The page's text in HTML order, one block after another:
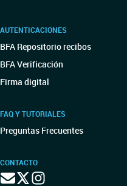
AUTENTICACIONES
BFA Repositorio recibos
BFA Verificación
Firma digital
FAQ Y TUTORIALES
Preguntas Frecuentes
CONTACTO